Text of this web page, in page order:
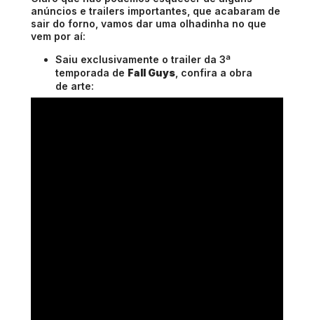
anúncios e trailers importantes, que acabaram de
sair do forno, vamos dar uma olhadinha no que
vem por aí:
Saiu exclusivamente o trailer da 3ª
temporada de Fall Guys , confira a obra
de arte: